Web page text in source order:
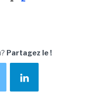
Partagez le !